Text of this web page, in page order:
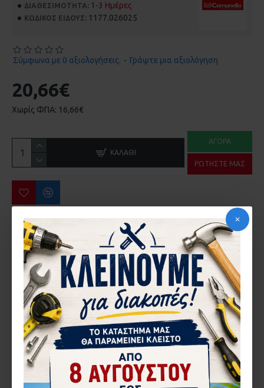
ΔΙΑΘΕΣΙΜΌΤΗΤΑ: 1-3 Ημέρες
ΚΩΔΙΚΌΣ ΕΊΔΟΥΣ: 1177.026025
Σύμφωνα με 0 αξιολογήσεις. - Γράψτε μια αξιολόγηση
20,66€
Χωρίς ΦΠΑ: 16,66€
ΚΑΛΆΘΙ
ΑΓΟΡΆ
ΡΩΤΉΣΤΕ ΜΑΣ
ΠΕΡΙΣΣΌΤΕΡΑ ΑΠΌ ΤΗΝ ΙΔΙΑ ΜΆΡΚΑ
ΑΝΤΙΚΡΥΣΜΑ ΚΛΕΙΔΑΡΙΑΣ COMUNELLO 215 ΣΥΡΟΜΕΝΗΣ ΚΑΓΚΕΛΟΠΟΡΤΑΣ
2,87€ 32,62€
ΠΕΡΙΓΡΑ΄ΦΉ